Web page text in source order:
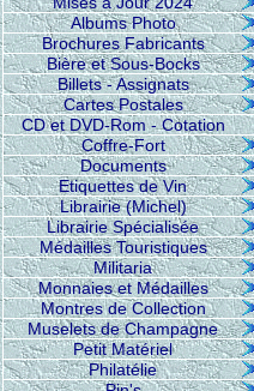
Albums Photo
Brochures Fabricants
Bière et Sous-Bocks
Billets - Assignats
Cartes Postales
CD et DVD-Rom - Cotation
Coffre-Fort
Documents
Etiquettes de Vin
Librairie (Michel)
Librairie Spécialisée
Médailles Touristiques
Militaria
Monnaies et Médailles
Montres de Collection
Muselets de Champagne
Petit Matériel
Philatélie